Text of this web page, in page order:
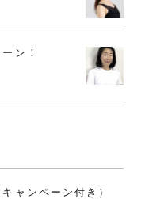
ン！
ャンペーン付き）